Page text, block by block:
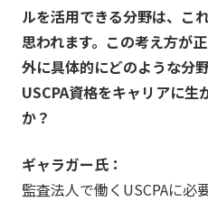
ルを活用できる分野は、こ
思われます。この考え方が
外に具体的にどのような分
USCPA資格をキャリアに
か？
ギャラガー氏：
監査法人で働くUSCPAに必